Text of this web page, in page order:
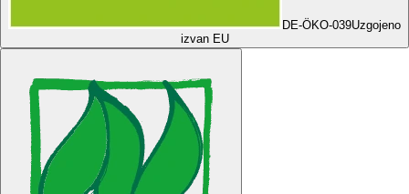
DE-ÖKO-039Uzgojeno
izvan EU